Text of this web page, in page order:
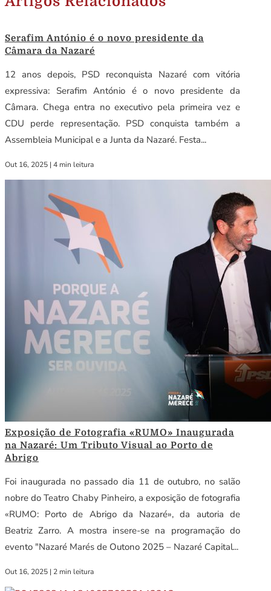
Serafim António é o novo presidente da
Câmara da Nazaré
12 anos depois, PSD reconquista Nazaré com vitória
expressiva: Serafim António é o novo presidente da
Câmara. Chega entra no executivo pela primeira vez e
CDU perde representação. PSD conquista também a
Assembleia Municipal e a Junta da Nazaré. Festa...
Out 16, 2025 | 4 min leitura
Exposição de Fotografia «RUMO» Inaugurada
na Nazaré: Um Tributo Visual ao Porto de
Abrigo
Foi inaugurada no passado dia 11 de outubro, no salão
nobre do Teatro Chaby Pinheiro, a exposição de fotografia
«RUMO: Porto de Abrigo da Nazaré», da autoria de
Beatriz Zarro. A mostra insere-se na programação do
evento "Nazaré Marés de Outono 2025 – Nazaré Capital...
Out 16, 2025 | 2 min leitura